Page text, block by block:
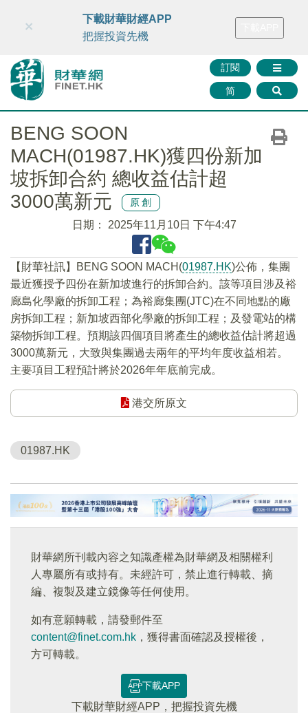
財華智庫網 FINTV FINMETA 財華證券 媒體矩陣
訂閱
简
×
下載財華財經APP
把握投資先機
BENG SOON
MACH(01987.HK)獲四份新加
坡拆卸合約 總收益估計超
3000萬新元
原創
日期： 2025年11月10日 下午4:47
【財華社訊】BENG SOON MACH(01987.HK)公佈，集團
最近獲授予四份在新加坡進行的拆卸合約。該等項目涉及裕
廊島化學廠的拆卸工程；為裕廊集團(JTC)在不同地點的廠
房拆卸工程；新加坡西部化學廠的拆卸工程；及發電站的構
築物拆卸工程。預期該四個項目將產生的總收益估計將超過
3000萬新元，大致與集團過去兩年的平均年度收益相若。
主要項目工程預計將於2026年年底前完成。
港交所原文
01987.HK
財華網所刊載內容之知識產權為財華網及相關權利
人專屬所有或持有。未經許可，禁止進行轉載、摘
編、複製及建立鏡像等任何使用。
如有意願轉載，請發郵件至
content@finet.com.hk ，獲得書面確認及授權後，
方可轉載。
下載APP
下載財華財經APP，把握投資先機